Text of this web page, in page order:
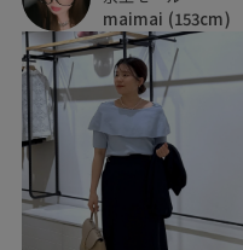
maimai (153cm)